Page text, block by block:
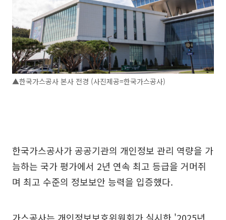
▲한국가스공사 본사 전경 (사진제공=한국가스공사)
한국가스공사가 공공기관의 개인정보 관리 역량을 가
늠하는 국가 평가에서 2년 연속 최고 등급을 거머쥐
며 최고 수준의 정보보안 능력을 입증했다.